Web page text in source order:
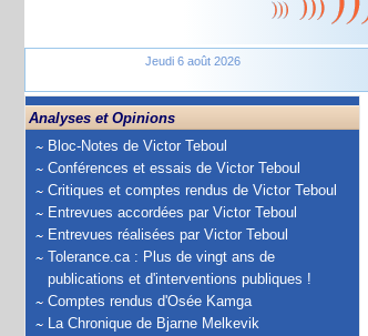
Jeudi 6 août 2026
Analyses et Opinions
Bloc-Notes de Victor Teboul
Conférences et essais de Victor Teboul
Critiques et comptes rendus de Victor Teboul
Entrevues accordées par Victor Teboul
Entrevues réalisées par Victor Teboul
Tolerance.ca : Plus de vingt ans de
publications et d'interventions publiques !
Comptes rendus d'Osée Kamga
La Chronique de Bjarne Melkevik